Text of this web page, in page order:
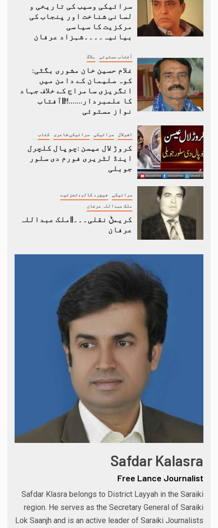
سرائیکی وسیب کی تاریخی و
لسانی شناخت اور پنجاب کی
مرکزیت کا سیاسی
بیانیہ۔۔۔۔شہزاد عرفان
آفتاب مستوئی بلاگ
غلام حسین خان مشوری بگٹی:
کوہ سلیمان کے دامن میں
انگریزی سامراج کے خلاف جہاد
کا علمبردار…….!!||آفتاب
نواز مستوئی
اشولال سرائیکی سرائیکی شاعری کتاب
کروڑ لال عیسن :چوپال کلچرل
اینڈ لٹریری فورم دی سلور
جوبلی
سرائیکی فیچر، کالم،تجزئیے
ملک عبداللہ عرفان
کریمݨ نقلی۔۔۔||ملک عبداللہ
عرفان
Safdar Kalasra
Free Lance Journalist
Safdar Klasra belongs to District Layyah in the Saraiki
region. He serves as the Secretary General of Saraiki
Lok Saanjh and is an active leader of Saraiki Journalists